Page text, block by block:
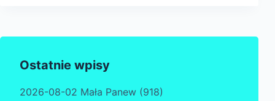
Ostatnie wpisy
2026-08-02 Mała Panew (918)